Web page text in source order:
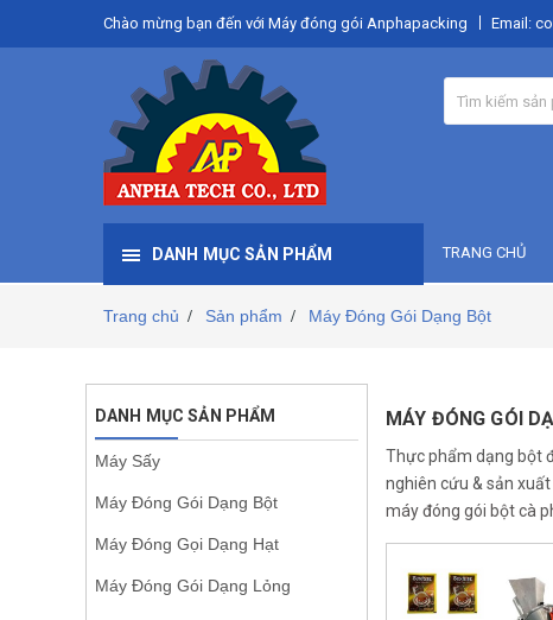
Chào mừng bạn đến với Máy đóng gói Anphapacking Email:
DANH MỤC SẢN PHẨM TRANG CHỦ
Trang chủ / Sản phẩm / Máy Đóng Gói Dạng Bột
MÁY ĐÓNG GÓI
Thực phẩm dạng bột
nghiên cứu & sản
máy đóng gói bột cà
DANH MỤC SẢN PHẨM
Máy Sấy
Máy Đóng Gói Dạng Bột
Máy Đóng Gọi Dạng Hạt
Máy Đóng Gói Dạng Lỏng